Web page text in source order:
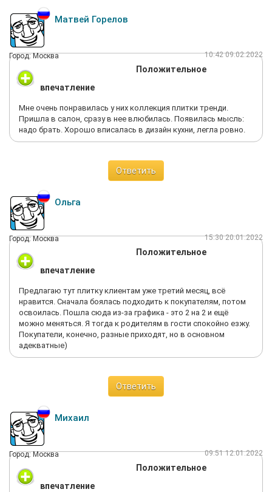
Матвей Горелов
Город: Москва 10:42 09.02.2022
Положительное
впечатление
Мне очень понравилась у них коллекция плитки тренди.
Пришла в салон, сразу в нее влюбилась. Появилась мысль:
надо брать. Хорошо вписалась в дизайн кухни, легла ровно.
Ответить
Ольга
Город: Москва 15:30 20.01.2022
Положительное
впечатление
Предлагаю тут плитку клиентам уже третий месяц, всё
нравится. Сначала боялась подходить к покупателям, потом
освоилась. Пошла сюда из-за графика - это 2 на 2 и ещё
можно меняться. Я тогда к родителям в гости спокойно езжу.
Покупатели, конечно, разные приходят, но в основном
адекватные)
Ответить
Михаил
Город: Москва 09:51 12.01.2022
Положительное
впечатление